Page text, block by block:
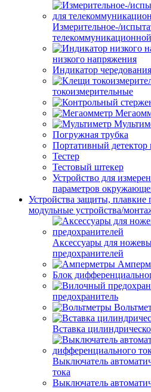
Измерительное-/
низкого напряжения
Индикатор
токоизмерительные
Погружная трубка
Портативный детектор
Тестер
Тестовый штекер
Устройство для
параметров
Устройства защиты, плавкие
модульные устройства/
Аксессуары для
предохранителей
Блок
предохранитель
Вставка
Выключатель
тока
Выключатель